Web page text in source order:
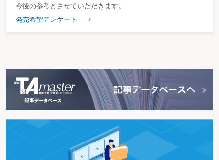
今後の参考とさせていただきます。
発売希望アンケート